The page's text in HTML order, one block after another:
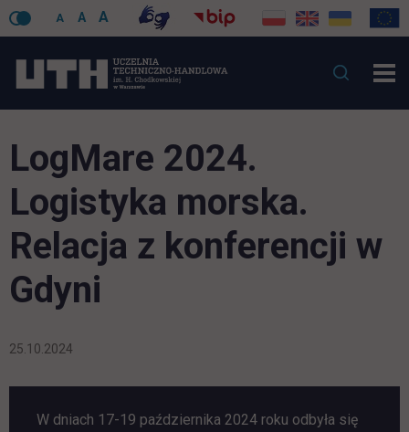
A A A
LogMare 2024.
Logistyka morska.
Relacja z konferencji w
Gdyni
25.10.2024
W dniach 17-19 października 2024 roku odbyła się